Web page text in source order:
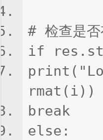
# 检查是
if
rmat(i))
break
else: